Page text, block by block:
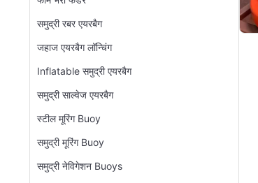
समुद्री रबर एयरबैग
जहाज एयरबैग लॉन्चिंग
Inflatable समुद्री एयरबैग
समुद्री साल्वेज एयरबैग
स्टील मूरिंग Buoy
समुद्री मूरिंग Buoy
समुद्री नेविगेशन Buoys